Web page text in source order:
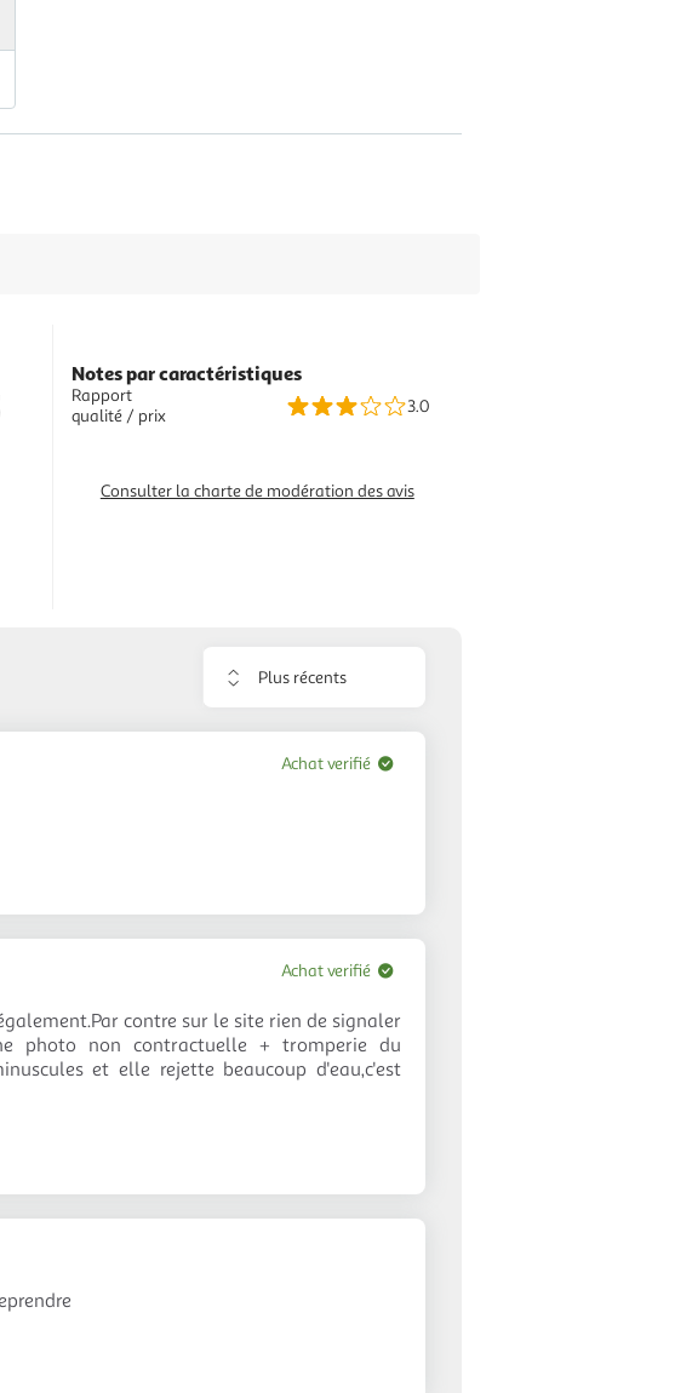
Notes par caractéristiques
Rapport
qualité / prix
3.0
Consulter la charte de modération des avis
Trier
avis
Achat verifié
contre sur le site rien de signaler
photo non contractuelle + tromperie du
et elle rejette beaucoup d'eau,c'est
Achat verifié